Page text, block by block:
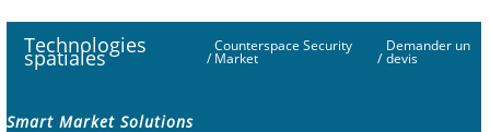
Technologies
spatiales /
Counterspace Security
Market /
Demander un
devis
Smart Market Solutions